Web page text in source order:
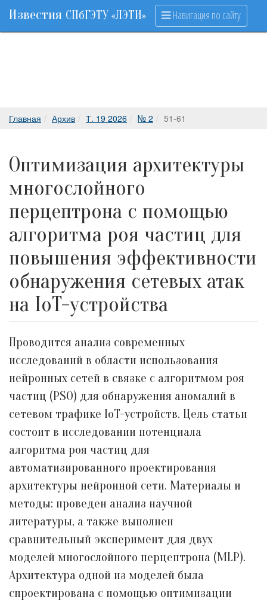
Известия СПбГЭТУ «ЛЭТИ» Навигация по сайту
Главная Архив Т. 19 2026 № 2 51-61
Оптимизация архитектуры
многослойного
перцептрона с помощью
алгоритма роя частиц для
повышения эффективности
обнаружения сетевых атак
на IoT-устройства
Проводится анализ современных
исследований в области использования
нейронных сетей в связке с алгоритмом роя
частиц (PSO) для обнаружения аномалий в
сетевом трафике IoT-устройств. Цель статьи
состоит в исследовании потенциала
алгоритма роя частиц для
автоматизированного проектирования
архитектуры нейронной сети. Материалы и
методы: проведен анализ научной
литературы, а также выполнен
сравнительный эксперимент для двух
моделей многослойного перцептрона (MLP).
Архитектура одной из моделей была
спроектирована с помощью оптимизации